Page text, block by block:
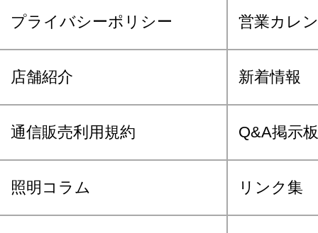
プライバシーポリシー 営業カレ
店舗紹介 新着情報
通信販売利用規約 Q&A掲示板
照明コラム リンク集